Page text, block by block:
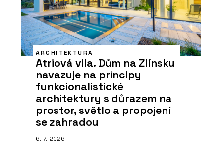
ARCHITEKTURA
Atriová vila. Dům na Zlínsku
navazuje na principy
funkcionalistické
architektury s důrazem na
prostor, světlo a propojení
se zahradou
6. 7. 2026